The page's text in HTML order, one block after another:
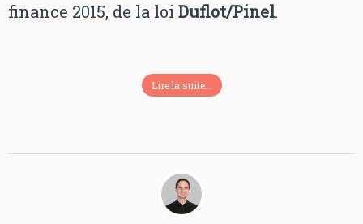
finance 2015, de la loi Duflot/Pinel.
Lire la suite...